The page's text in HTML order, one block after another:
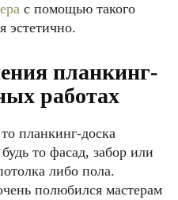
с помощью такого
эстетично.
планкинг-
работах
планкинг-доска
то фасад, забор или
либо пола.
полюбился мастерам